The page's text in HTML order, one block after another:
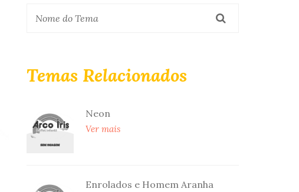
Temas Relacionados
Neon
Ver mais
Enrolados e Homem Aranha